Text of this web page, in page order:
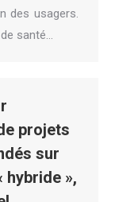
des usagers.
santé…
projets
sur
hybride »,